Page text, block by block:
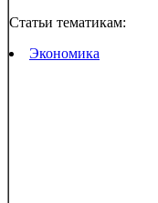
Статьи тематикам:
Экономика